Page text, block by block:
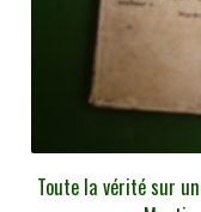
Toute la vérité sur